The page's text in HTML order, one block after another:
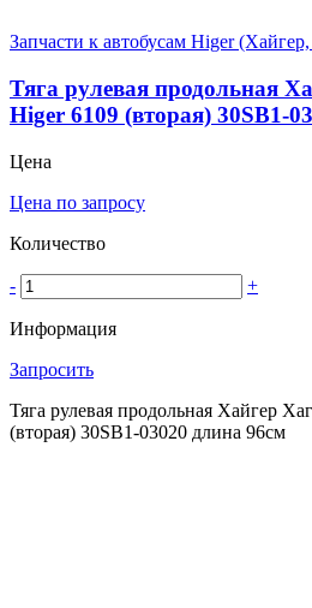
Запчасти к автобусам Higer
Тяга рулевая продольная
Higer 6109 (вторая) 30SB1-
Цена
Цена по запросу
Количество
- +
Информация
Запросить
Тяга рулевая продольная Хайгер
(вторая) 30SB1-03020 длина 96см